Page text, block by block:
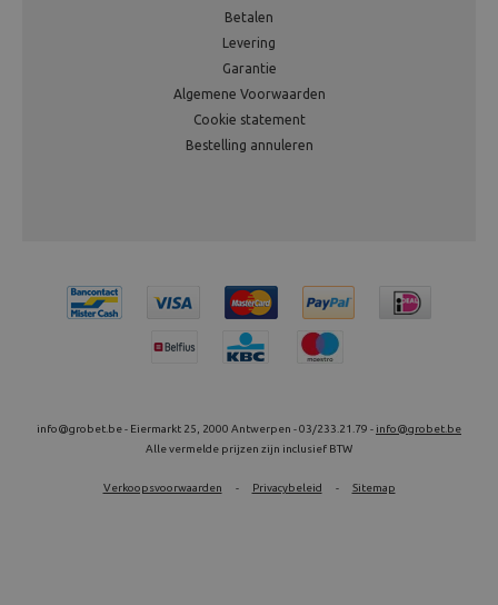
Betalen
Levering
Garantie
Algemene Voorwaarden
Cookie statement
Bestelling annuleren
info@grobet.be - Eiermarkt 25, 2000 Antwerpen - 03/233.21.79 - info@grobet.be
Alle vermelde prijzen zijn inclusief BTW
Verkoopsvoorwaarden - Privacybeleid - Sitemap